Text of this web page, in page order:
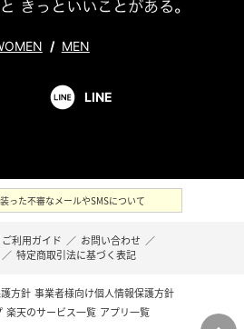
/ MEN
LINE
った不審なメールやSMSについて
ご利用ガイド ／ お問い合わせ ／
／ 特定商取引法に基づく表記
方針 事業者様向け個人情報保護方針
楽天のサービス一覧 アプリ一覧